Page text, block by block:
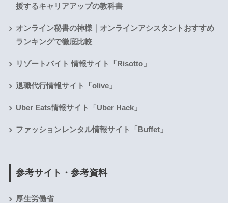
援するキャリアアップの教科書
オンライン秘書の神様｜オンラインアシスタントおすすめ
ランキングで徹底比較
リゾートバイト 情報サイト「Risotto」
退職代行情報サイト「olive」
Uber Eats情報サイト「Uber Hack」
ファッションレンタル情報サイト「Buffet」
参考サイト・参考資料
厚生労働省